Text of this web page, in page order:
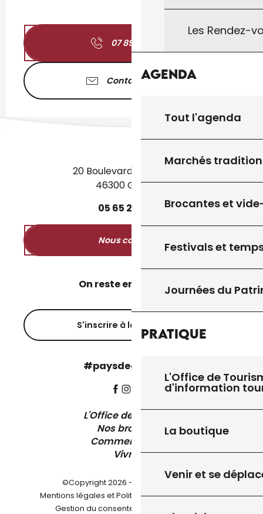
Les Rendez-
Agenda
Tout l'agenda
Marchés
Brocantes et
Festivals et
Journées du
Pratique
L'Office de
d'information
La boutique
Venir et se
07 89 83 84
Contactez-nous
20 Boulevard des Martyrs
46300 Gourdon
05 65 27 50
Nous contacter
On reste en contact ?
S'inscrire à la newsletter
#paysdegourdon !
L'Office de Tourisme
Nos brochures
Comment venir ?
Vivre ici
©Copyright 2026 - Pays de Gourdon
Mentions légales et Politique de confidentialité-
Gestion du consentement